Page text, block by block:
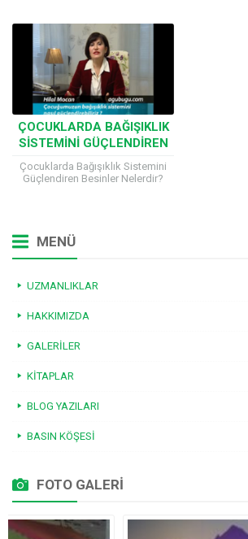
Mocan, çocuklarda tamamlayıcı
besinlere geçiş...
ÇOCUKLARDA BAĞIŞIKLIK
SISTEMINI GÜÇLENDIREN
BESINLER NELERDIR?
Çocuklarda Bağışıklık Sistemini
Güçlendiren Besinler Nelerdir?
MENÜ
UZMANLIKLAR
HAKKIMIZDA
GALERILER
KITAPLAR
BLOG YAZILARI
BASIN KÖŞESI
FOTO GALERİ